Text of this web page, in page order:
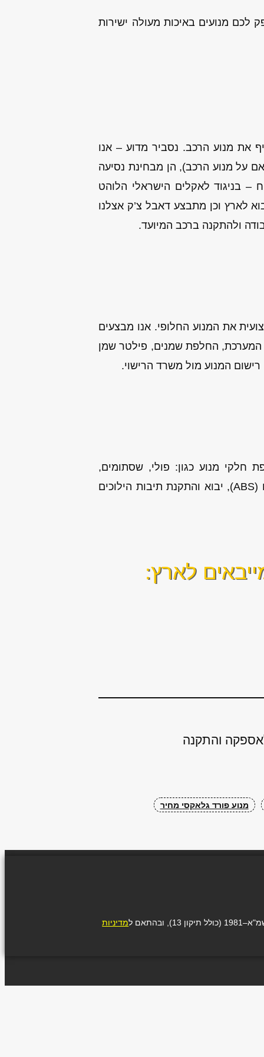
לכם מנועים באיכות מעולה ישירות
את מנוע הרכב. נסביר מדוע – אנו
על מנוע הרכב), הן מבחינת נסיעה
– בניגוד לאקלים הישראלי הלוהט
לארץ וכן מתבצע דאבל צ’ק אצלנו
ולהתקנה ברכב המיועד.
את המנוע החלופי. אנו מבצעים
המערכת, החלפת שמנים, פילטר שמן
המנוע מול משרד הרישוי.
חלקי מנוע כגון: פולי, שסתומים,
צילינדרים, חיישן ראשי ועוד. שירותים נוספים שאנו מספקים: תיקון מערכת למניעת נעילת גלגלים (ABS), יבוא והתקנת תיבות הילוכים
לארץ:
והתקנה
מנוע פורד גלאקסי מחיר
ל מדיניות